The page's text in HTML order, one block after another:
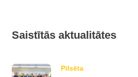
Saistītās aktualitātes
Pilsēta